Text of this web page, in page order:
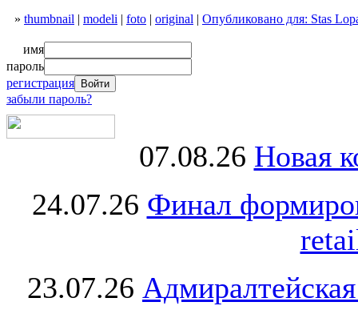
» thumbnail | modeli | foto | original | Опубликовано для: Stas
имя
пароль
регистрация
забыли пароль?
07.08.26 Новая
24.07.26 Финал
23.07.26